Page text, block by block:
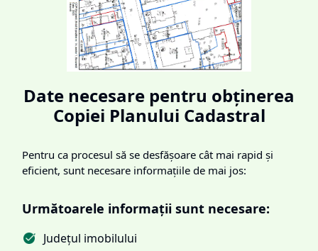
Date necesare pentru obținerea
Copiei Planului Cadastral
Pentru ca procesul să se desfășoare cât mai rapid și
eficient, sunt necesare informațiile de mai jos:
Următoarele informații sunt necesare:
Județul imobilului